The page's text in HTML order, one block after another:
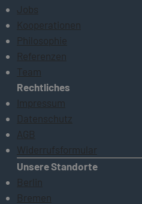
Jobs
Kooperationen
Philosophie
Referenzen
Team
Rechtliches
Impressum
Datenschutz
AGB
Widerrufsformular
Unsere Standorte
Berlin
Bremen